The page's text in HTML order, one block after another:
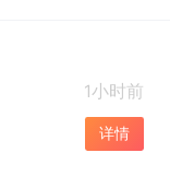
1小时前
详情